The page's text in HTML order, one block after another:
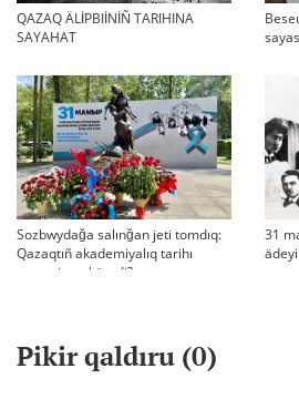
QAZAQ ÄLİPBIİNİÑ TARIHINA
SAYAHAT
Sozbwydağa salınğan jeti tomdıq:
Qazaqtıñ akademiyalıq tarihı
qaşan jarıq köredi?
31
ädeyi
Pikir qaldıru (0)